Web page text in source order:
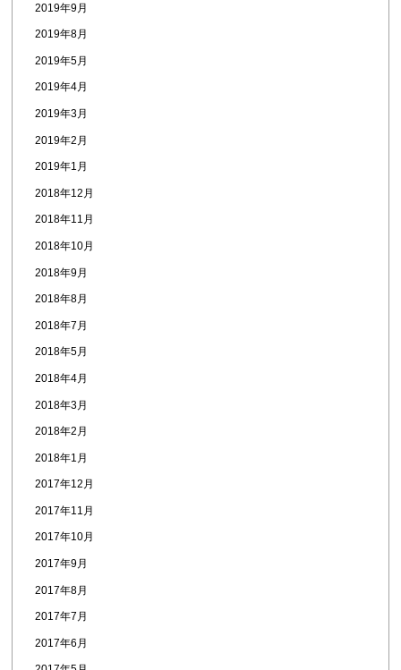
2019年9月
2019年8月
2019年5月
2019年4月
2019年3月
2019年2月
2019年1月
2018年12月
2018年11月
2018年10月
2018年9月
2018年8月
2018年7月
2018年5月
2018年4月
2018年3月
2018年2月
2018年1月
2017年12月
2017年11月
2017年10月
2017年9月
2017年8月
2017年7月
2017年6月